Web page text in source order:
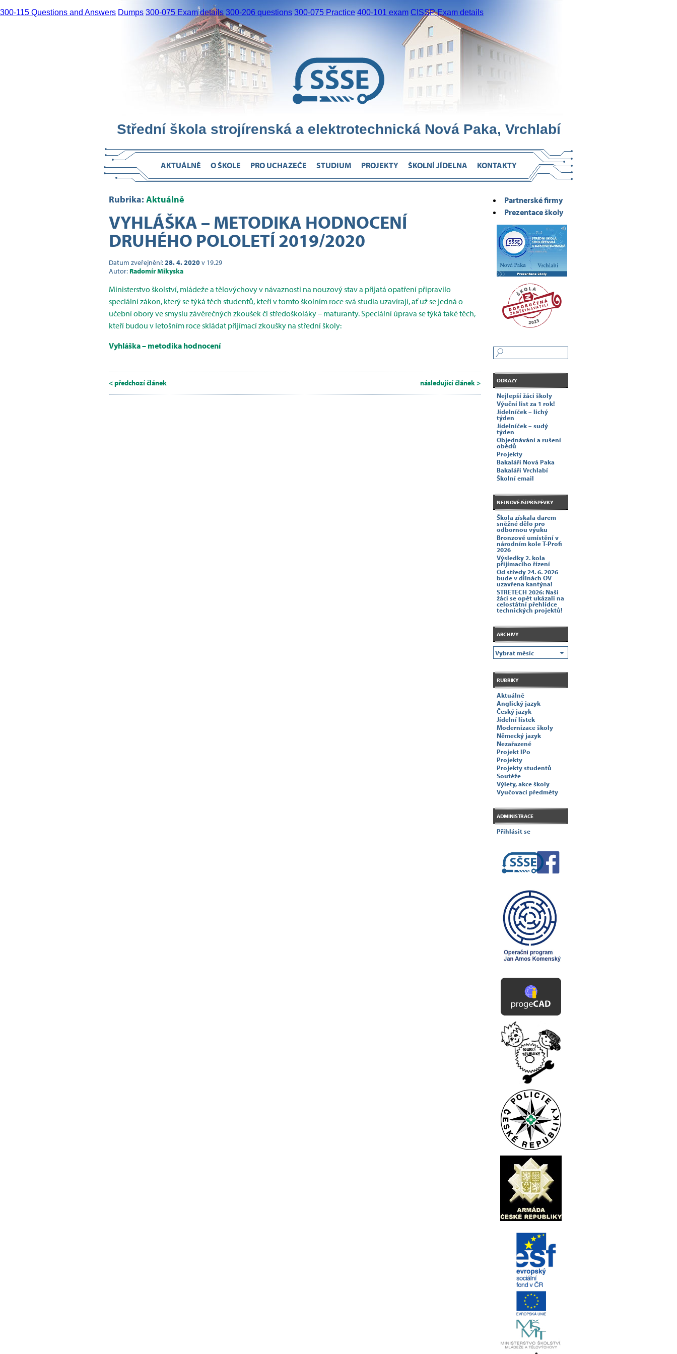
300-115 Questions and Answers Dumps 300-075 Exam details 300-206 questions 300-075 Practice 400-101 exam CISSP Exam details
Střední škola strojírenská a elektrotechnická Nová Paka, Vrchlabí
AKTUÁLNĚ O ŠKOLE PRO UCHAZEČE STUDIUM PROJEKTY ŠKOLNÍ JÍDELNA KONTAKTY
Rubrika: Aktuálně
VYHLÁŠKA – METODIKA HODNOCENÍ
DRUHÉHO POLOLETÍ 2019/2020
Datum zveřejnění:28. 4. 2020v 19.29
Autor: Radomír Mikyska
Ministerstvo školství, mládeže a tělovýchovy v návaznosti na nouzový stav a přijatá opatření připravilo
speciální zákon, který se týká těch studentů, kteří v tomto školním roce svá studia uzavírají, ať už se jedná o
učební obory ve smyslu závěrečných zkoušek či středoškoláky – maturanty. Speciální úprava se týká také těch,
kteří budou v letošním roce skládat přijímací zkoušky na střední školy:
Vyhláška – metodika hodnocení
< předchozí článek následující článek >
Partnerské firmy
Prezentace školy
ODKAZY
Nejlepší žáci školy
Výuční list za 1 rok!
Jídelníček – lichý
týden
Jídelníček – sudý
týden
Objednávání a rušení
obědů
Projekty
Bakaláři Nová Paka
Bakaláři Vrchlabí
Školní email
NEJNOVĚJŠÍ PŘÍSPĚVKY
Škola získala darem
sněžné dělo pro
odbornou výuku
Bronzové umístění v
národním kole T-Profi
2026
Výsledky 2. kola
přijímacího řízení
Od středy 24. 6. 2026
bude v dílnách OV
uzavřena kantýna!
STRETECH 2026: Naši
žáci se opět ukázali na
celostátní přehlídce
technických projektů!
ARCHIVY
RUBRIKY
Aktuálně
Anglický jazyk
Český jazyk
Jídelní lístek
Modernizace školy
Německý jazyk
Nezařazené
Projekt IPo
Projekty
Projekty studentů
Soutěže
Výlety, akce školy
Vyučovací předměty
ADMINISTRACE
Přihlásit se